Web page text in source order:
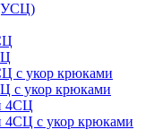
с укор крюками
с укор крюками
4СЦ
4СЦ с укор крюками